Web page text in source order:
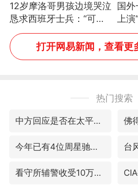
12岁摩洛哥男孩边境哭泣
恳求西班牙士兵：“可不
可以不要把我遣返回国”
国外
上
铁棒
打开网易新闻，查看更
热门搜索
中方回应是否在太平洋海底开采稀土
今年已有4位周星驰电影配角去世
看守所辅警收受10万获刑1年